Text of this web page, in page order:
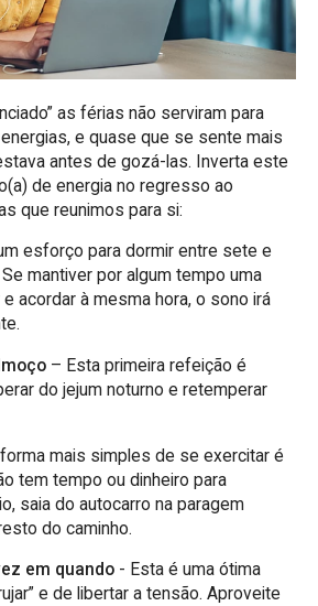
as férias não serviram para
e quase que se sente mais
antes de gozá-las. Inverta este
de energia no regresso ao
que reunimos para si:
esforço para dormir entre sete e
mantiver por algum tempo uma
acordar à mesma hora, o sono irá
– Esta primeira refeição é
do jejum noturno e retemperar
mais simples de se exercitar é
tem tempo ou dinheiro para
saia do autocarro na paragem
do caminho.
em quando- Esta é uma ótima
e de libertar a tensão. Aproveite